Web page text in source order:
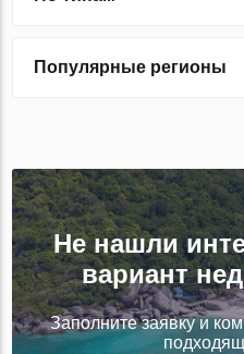
Популярные регионы
Не нашли
вариант
Заполните заявку и